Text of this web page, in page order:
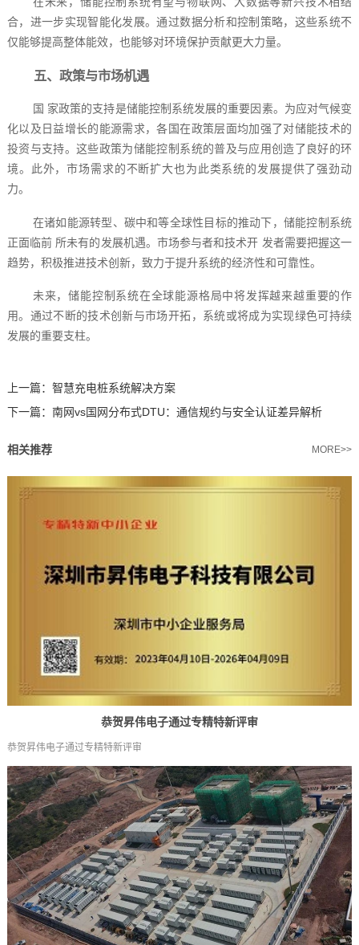
合，进一步实现智能化发展。通过数据分析和控制策略，这些系统不
仅能够提高整体能效，也能够对环境保护贡献更大力量。
五、政策与市场机遇
国 家政策的支持是储能控制系统发展的重要因素。为应对气候变
化以及日益增长的能源需求，各国在政策层面均加强了对储能技术的
投资与支持。这些政策为储能控制系统的普及与应用创造了良好的环
境。此外，市场需求的不断扩大也为此类系统的发展提供了强劲动
力。
在诸如能源转型、碳中和等全球性目标的推动下，储能控制系统
正面临前 所未有的发展机遇。市场参与者和技术开 发者需要把握这一
趋势，积极推进技术创新，致力于提升系统的经济性和可靠性。
未来，储能控制系统在全球能源格局中将发挥越来越重要的作
用。通过不断的技术创新与市场开拓，系统或将成为实现绿色可持续
发展的重要支柱。
上一篇： 智慧充电桩系统解决方案
下一篇： 南网vs国网分布式DTU：通信规约与安全认证差异解析
相关推荐 MORE>>
恭贺昇伟电子通过专精特新评审
恭贺昇伟电子通过专精特新评审